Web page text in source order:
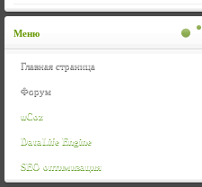
Меню
Главная страница
Форум
uCoz
DataLife Engine
SEO оптимизация